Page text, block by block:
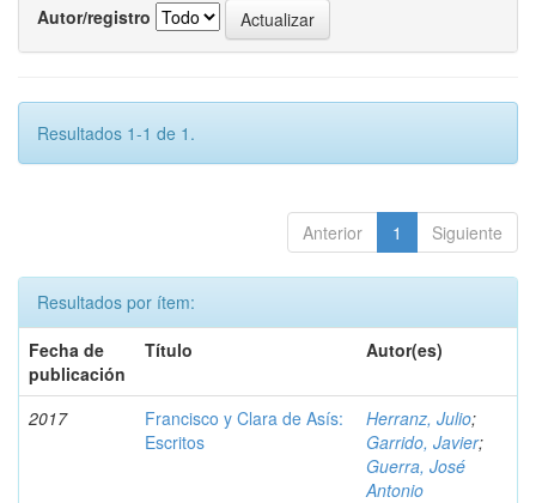
Autor/registro
Resultados 1-1 de 1.
Anterior 1 Siguiente
Resultados por ítem:
Fecha de
publicación
Título Autor(es)
2017
Francisco y Clara de Asís:
Escritos
Herranz, Julio;
Garrido, Javier;
Guerra, José
Antonio